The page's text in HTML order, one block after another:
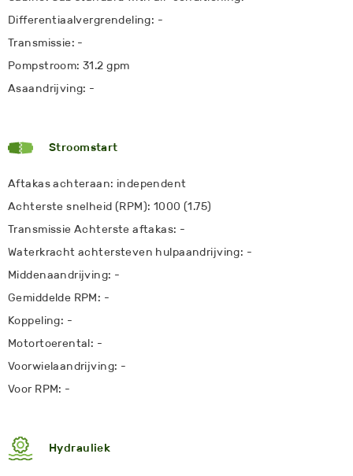
Differentiaalvergrendeling: -
Transmissie: -
Pompstroom: 31.2 gpm
Asaandrijving: -
Stroomstart
Aftakas achteraan: independent
Achterste snelheid (RPM): 1000 (1.75)
Transmissie Achterste aftakas: -
Waterkracht achtersteven hulpaandrijving: -
Middenaandrijving: -
Gemiddelde RPM: -
Koppeling: -
Motortoerental: -
Voorwielaandrijving: -
Voor RPM: -
Hydrauliek